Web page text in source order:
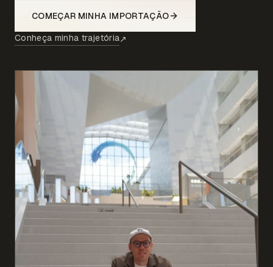
COMEÇAR MINHA IMPORTAÇÃO
Conheça minha trajetória↗